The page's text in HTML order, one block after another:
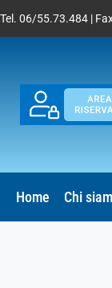
Tel. 06/55.73.484 |
Home Chi